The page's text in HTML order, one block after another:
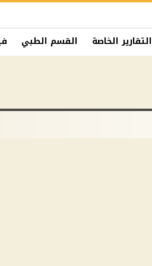
التقارير الخاصة القسم الطبي